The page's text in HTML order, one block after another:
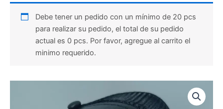
Debe tener un pedido con un mínimo de 20 pcs
para realizar su pedido, el total de su pedido
actual es 0 pcs. Por favor, agregue al carrito el
minimo requerido.